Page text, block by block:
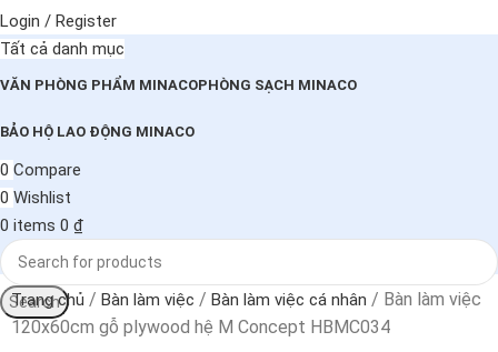
Login / Register
Tất cả danh mục
VĂN PHÒNG PHẨM MINACOPHÒNG SẠCH MINACO
BẢO HỘ LAO ĐỘNG MINACO
0 Compare
0 Wishlist
0 items 0 ₫
Search
Trang chủ Bàn làm việc Bàn làm việc cá nhân
Bàn làm việc
120x60cm gỗ plywood hệ M Concept HBMC034